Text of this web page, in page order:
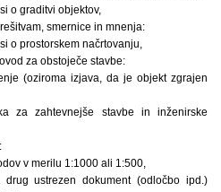
o graditvi objektov,
smernice in mnenja:
o prostorskem načrtovanju,
za obstoječe stavbe:
(oziroma izjava, da je objekt zgrajen
za zahtevnejše stavbe in inženirske
v merilu 1:1000 ali 1:500,
ustrezen dokument (odločbo ipd.)